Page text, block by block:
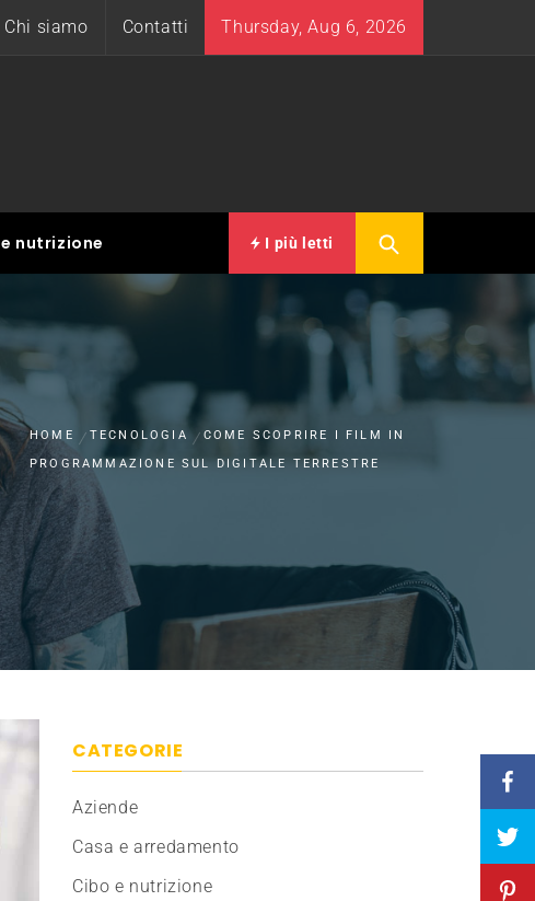
Chi siamo Contatti Thursday, Aug 6, 2026
nutrizione I più letti
HOME TECNOLOGIA
COME SCOPRIRE I FILM IN
PROGRAMMAZIONE SUL DIGITALE TERRESTRE
CATEGORIE
Aziende
Casa e arredamento
Cibo e nutrizione